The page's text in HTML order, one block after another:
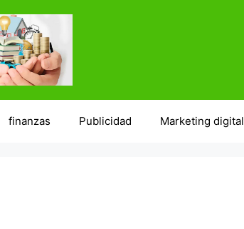
finanzas Publicidad Marketing digital